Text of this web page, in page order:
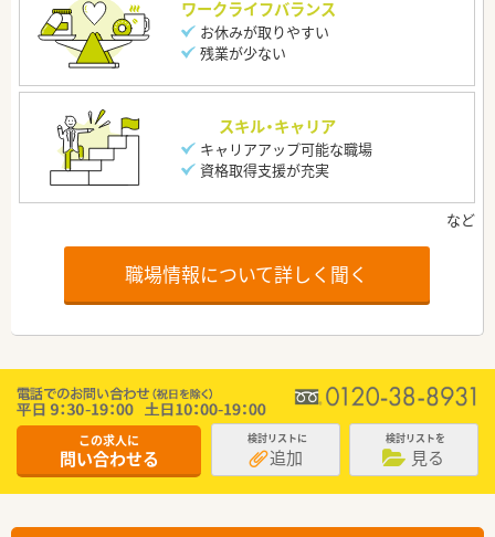
ワークライフバランス
お休みが取りやすい
残業が少ない
スキル・キャリア
キャリアアップ可能な職場
資格取得支援が充実
職場情報について詳しく聞く
この求人に
問い合わせる
検討リストに
追加
検討リストを
見る